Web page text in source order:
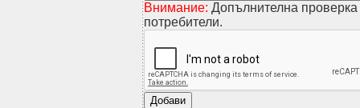
Внимание: Допълнителна
потребители.